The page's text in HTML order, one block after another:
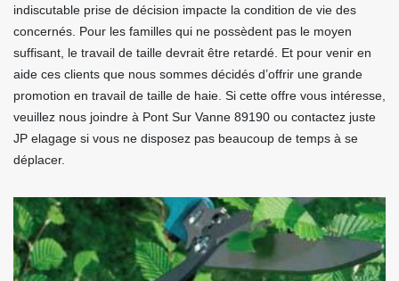
indiscutable prise de décision impacte la condition de vie des
concernés. Pour les familles qui ne possèdent pas le moyen
suffisant, le travail de taille devrait être retardé. Et pour venir en
aide ces clients que nous sommes décidés d’offrir une grande
promotion en travail de taille de haie. Si cette offre vous intéresse,
veuillez nous joindre à Pont Sur Vanne 89190 ou contactez juste
JP elagage si vous ne disposez pas beaucoup de temps à se
déplacer.